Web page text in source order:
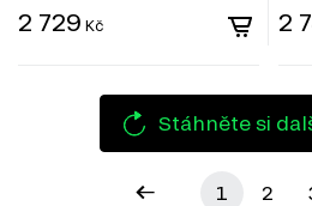
2 729 Kč 2
Stáhněte si
1 2